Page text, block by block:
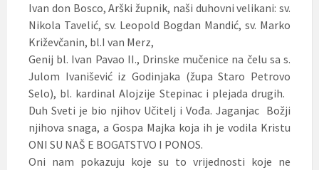
Ivan don Bosco, Arški župnik, naši duhovni velikani: sv.
Nikola Tavelić, sv. Leopold Bogdan Mandić, sv. Marko
Križevčanin, bl.I van Merz,
Genij bl. Ivan Pavao II., Drinske mučenice na čelu sa s.
Julom Ivanišević iz Godinjaka (župa Staro Petrovo
Selo), bl. kardinal Alojzije Stepinac i plejada drugih.
Duh Sveti je bio njihov Učitelj i Vođa. Jaganjac Božji
njihova snaga, a Gospa Majka koja ih je vodila Kristu
ONI SU NAŠ E BOGATSTVO I PONOS.
Oni nam pokazuju koje su to vrijednosti koje ne